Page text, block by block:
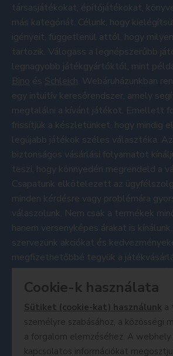
társasjátékokat, építőjátékokat,
más kategóriát. Célunk, hogy
igényeit, függetlenül attól, hogy
tartozik. Válogass a legnépszerűbb
legnagyobb játékgyártóktól, mint
Bino és Schleich. Webáruházunkban
egy intuitív keresőrendszer, amely
megtalálni a kívánt játékot. Emellett
frissítjük a készletünket, hogy mindig
legújabb játékok széles választéka.
biztonságos vásárlási folyamatot
teszi, hogy könnyedén megrendeld a
Csapatunk elkötelezett az
minden kérdésre vagy problémára
válaszolunk. Nem csak a termékek
hanem versenyképes árakat is
szervezünk akciókat és
megfizethetőbbé tegyük a
nyomon követheted a legújabb
média csatornáinkon és a hírlevél
segítségével. A MesePiac webáruház
hogy a játékok szerelmeseinek egy
ahol könnyen és megbízhatóan
termékeinket
, és fedezze fel a játék
Cookie-k használata
Sütiket (cookie-kat) használunk a
személyre szabásához, a közösségi
a forgalom elemzéséhez. A webhely
kapcsolatos információkat